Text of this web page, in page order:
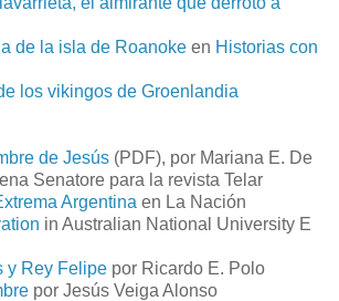
de la isla de Roanoke en Historias con
los vikingos de Groenlandia
de Jesús (PDF), por Mariana E. De
Senatore para la revista Telar
Argentina en La Nación
in Australian National University E
y Rey Felipe por Ricardo E. Polo
por Jesús Veiga Alonso